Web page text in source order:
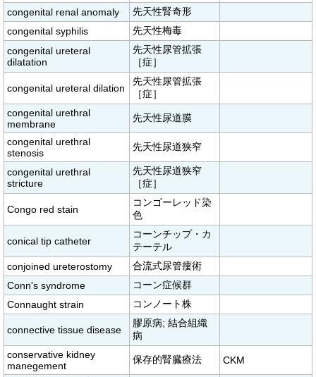
congenital renal anomaly
先天性腎奇形
congenital syphilis
先天性梅毒
congenital ureteral
dilatation
先天性尿管拡張
［症］
congenital ureteral dilation
先天性尿管拡張
［症］
congenital urethral
membrane
先天性尿道膜
congenital urethral
stenosis
先天性尿道狭窄
congenital urethral
stricture
先天性尿道狭窄
［症］
Congo red stain
コンゴーレッド染
色
conical tip catheter
コーンチップ・カ
テーテル
conjoined ureterostomy
合流式尿管瘻術
Conn's syndrome
コーン症候群
Connaught strain
コンノート株
connective tissue disease
膠原病; 結合組織
病
conservative kidney
manegement
保存的腎臓療法 CKM